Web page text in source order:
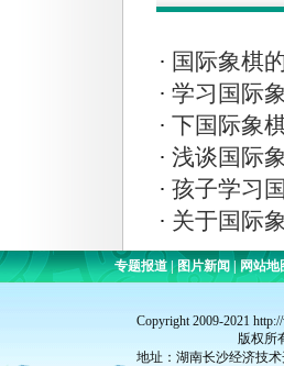
· 国际象棋
· 学习国际
· 下国际象
· 浅谈国际
· 孩子学习
· 关于国际
专题报道|图片新闻|网站地
Copyright 2009-2021
版权所
地址：湖南长沙经济技